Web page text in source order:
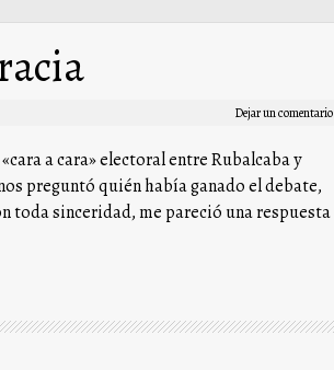
Dejar un comentario
a cara» electoral entre Rubalcaba y
preguntó quién había ganado el debate,
toda sinceridad, me pareció una respuesta